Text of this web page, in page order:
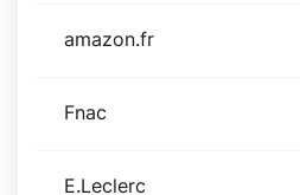
amazon.fr
Fnac
E.Leclerc